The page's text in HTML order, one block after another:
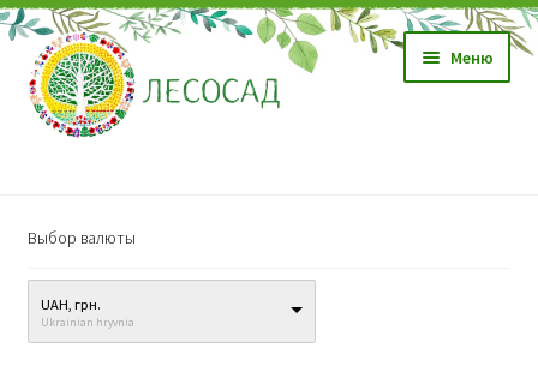
Перейти
к
навигации
Перейти
к
содержимому
Меню
Саженцы
Семена
Выбор валюты
UAH, грн.
Ukrainian hryvnia